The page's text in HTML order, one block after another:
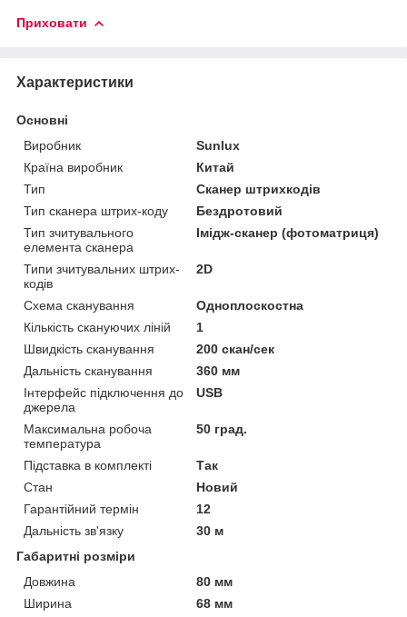
Приховати
Характеристики
Основні
Виробник
Sunlux
Країна виробник
Китай
Тип
Сканер штрихкодів
Тип сканера штрих-коду
Бездротовий
Тип зчитувального
елемента сканера
Імідж-сканер (фотоматриця)
Типи зчитувальних штрих-
кодів
2D
Схема сканування
Одноплоскостна
Кількість скануючих ліній
1
Швидкість сканування
200 скан/сек
Дальність сканування
360 мм
Інтерфейс підключення до
джерела
USB
Максимальна робоча
температура
50 град.
Підставка в комплекті
Так
Стан
Новий
Гарантійний термін
12
Дальність зв'язку
30 м
Габаритні розміри
Довжина
80 мм
Ширина
68 мм